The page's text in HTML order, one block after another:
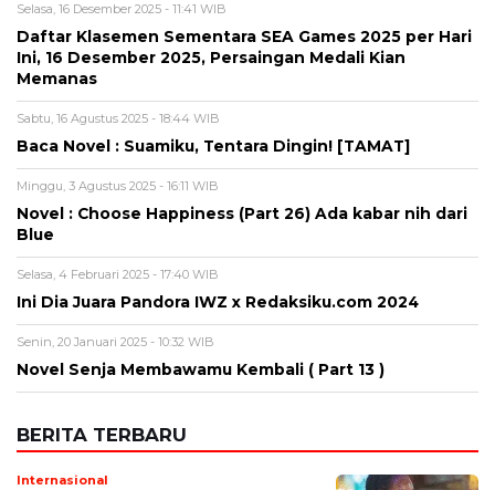
Selasa, 16 Desember 2025 - 11:41 WIB
Daftar Klasemen Sementara SEA Games 2025 per Hari
Ini, 16 Desember 2025, Persaingan Medali Kian
Memanas
Sabtu, 16 Agustus 2025 - 18:44 WIB
Baca Novel : Suamiku, Tentara Dingin! [TAMAT]
Minggu, 3 Agustus 2025 - 16:11 WIB
Novel : Choose Happiness (Part 26) Ada kabar nih dari
Blue
Selasa, 4 Februari 2025 - 17:40 WIB
Ini Dia Juara Pandora IWZ x Redaksiku.com 2024
Senin, 20 Januari 2025 - 10:32 WIB
Novel Senja Membawamu Kembali ( Part 13 )
BERITA TERBARU
Internasional